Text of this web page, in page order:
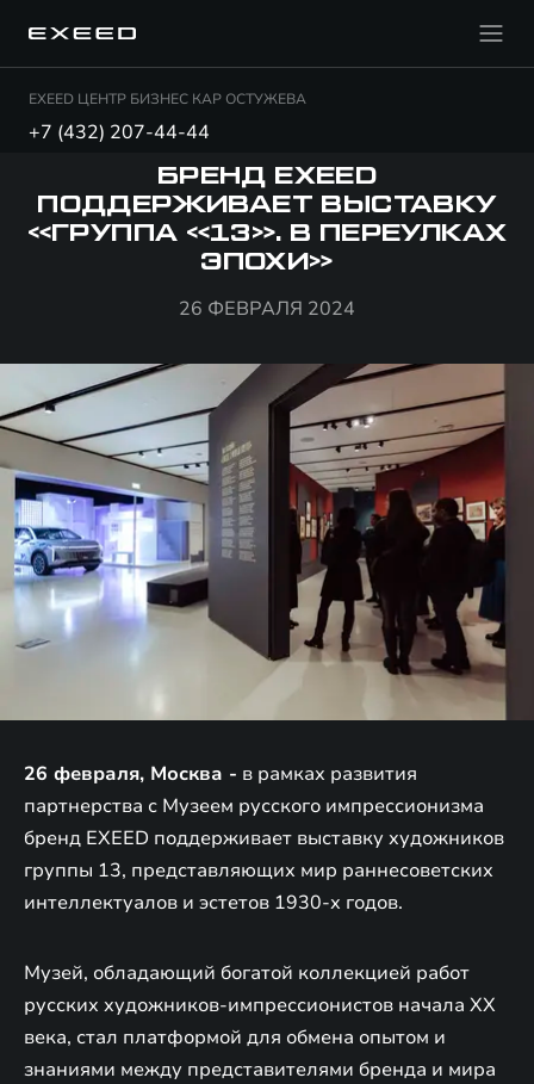
EXEED ЦЕНТР БИЗНЕС КАР ОСТУЖЕВА
+7 (432) 207-44-44
БРЕНД EXEED
ПОДДЕРЖИВАЕТ ВЫСТАВКУ
«ГРУППА «13». В ПЕРЕУЛКАХ
ЭПОХИ»
26 ФЕВРАЛЯ 2024
26 февраля, Москва - в рамках развития
партнерства с Музеем русского импрессионизма
бренд EXEED поддерживает выставку художников
группы 13, представляющих мир раннесоветских
интеллектуалов и эстетов 1930-х годов.
Музей, обладающий богатой коллекцией работ
русских художников-импрессионистов начала XX
века, стал платформой для обмена опытом и
знаниями между представителями бренда и мира